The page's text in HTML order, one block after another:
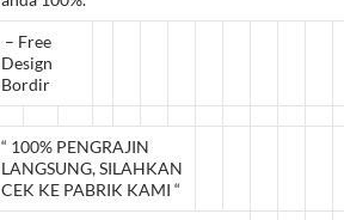
– Free
Design
Bordir
“ 100% PENGRAJIN
LANGSUNG, SILAHKAN
CEK KE PABRIK KAMI “